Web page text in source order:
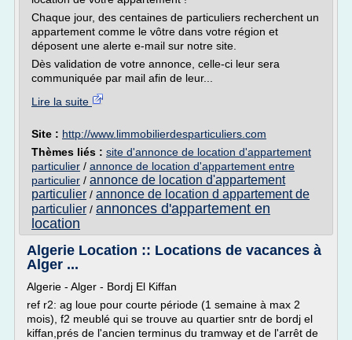
Chaque jour, des centaines de particuliers recherchent un
appartement comme le vôtre dans votre région et
déposent une alerte e-mail sur notre site.
Dès validation de votre annonce, celle-ci leur sera
communiquée par mail afin de leur...
Lire la suite
Site : http://www.limmobilierdesparticuliers.com
Thèmes liés : site d'annonce de location d'appartement
particulier / annonce de location d'appartement entre
particulier / annonce de location d'appartement
particulier / annonce de location d appartement de
particulier / annonces d'appartement en
location
Algerie Location :: Locations de vacances à
Alger ...
Algerie - Alger - Bordj El Kiffan
ref r2: ag loue pour courte période (1 semaine à max 2
mois), f2 meublé qui se trouve au quartier sntr de bordj el
kiffan,prés de l'ancien terminus du tramway et de l'arrêt de